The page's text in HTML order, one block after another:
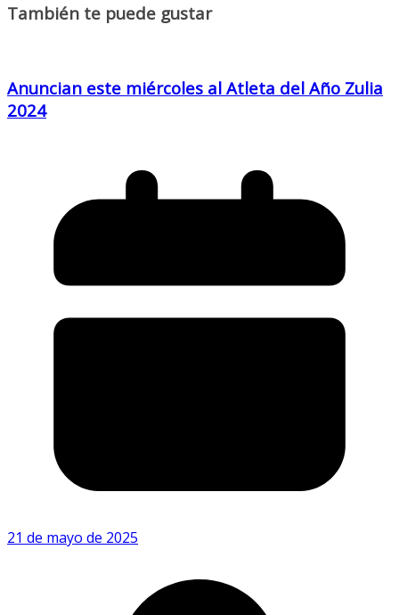
También te puede gustar
Anuncian este miércoles al Atleta del Año Zulia
2024
21 de mayo de 2025